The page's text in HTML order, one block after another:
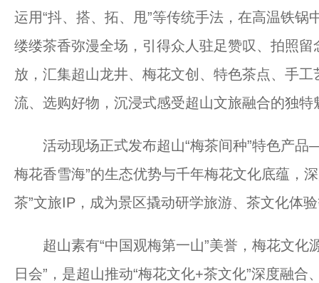
运用“抖、搭、拓、甩”等传统手法，在高温铁
缕缕茶香弥漫全场，引得众人驻足赞叹、拍照
放，汇集超山龙井、梅花文创、特色茶点、手
流、选购好物，沉浸式感受超山文旅融合的独特
活动现场正式发布超山“梅茶间种”特色产品
梅花香雪海”的生态优势与千年梅花文化底蕴，
茶”文旅IP，成为景区撬动研学旅游、茶文化体
超山素有“中国观梅第一山”美誉，梅花文化
日会”，是超山推动“梅花文化+茶文化”深度融